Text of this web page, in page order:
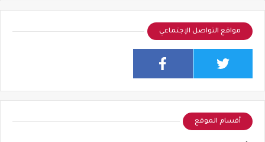
مواقع التواصل الإجتماعي
أقسام الموقع